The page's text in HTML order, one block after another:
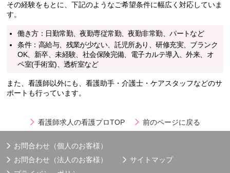
その経験をもとに、下記のようなご希望条件に幅広く対応していま
す。
働き方：日勤常勤、夜勤専従常勤、夜勤非常勤、パートなど
条件：高給与、残業が少ない、託児所あり、研修充実、ブランク
OK、新卒、未経験、社会保険完備、電子カルテ導入、外来、オ
ペ室(手術室)、透析室など
また、看護師以外にも、看護助手・介護士・ケアスタッフなどのサ
ポートも行っています。
看護師求人の看護プロTOP 前のページに戻る
お問合わせ（個人のお客様）
お問合わせ（法人のお客様）
サイトマップ